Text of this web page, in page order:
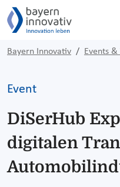
Bayern Innovativ Events
Event
DiSerHub
digitalen